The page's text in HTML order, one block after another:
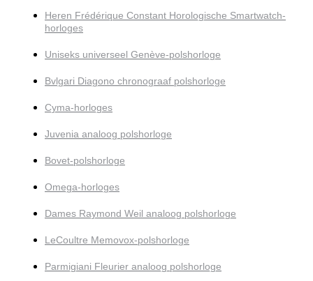
Heren Frédérique Constant Horologische Smartwatch-
horloges
Uniseks universeel Genève-polshorloge
Bvlgari Diagono chronograaf polshorloge
Cyma-horloges
Juvenia analoog polshorloge
Bovet-polshorloge
Omega-horloges
Dames Raymond Weil analoog polshorloge
LeCoultre Memovox-polshorloge
Parmigiani Fleurier analoog polshorloge